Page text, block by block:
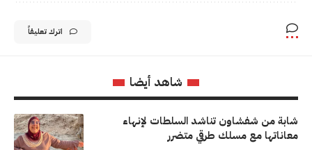
اترك تعليقاً
شاهد أيضا
شابة من شفشاون تناشد السلطات لإنهاء
معاناتها مع مسلك طرقي متضرر